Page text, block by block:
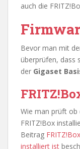
auch die
Bevor man mit
überprüfen, dass
der Gigaset
Wie man prüft ob
FRITZ!Box
Beitrag
installiert ist